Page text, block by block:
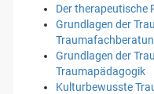
Der therapeutische
Grundlagen der
Grundlagen der
Traumapädagogik
Kulturbewusste